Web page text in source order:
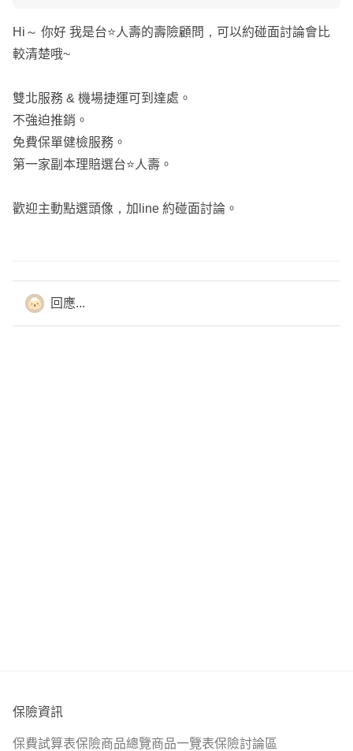
Hi～ 你好 我是台⭐️人壽的壽險顧問，可以約碰面討論會比
較清楚哦~
雙北服務 & 機場捷運可到達處。
不強迫推銷。
免費保單健檢服務。
第一家副本理賠選台⭐️人壽。
歡迎主動點選頭像，加line 約碰面討論。
回應...
保險資訊
保費試算表保險商品總覽商品一覽表保險討論區